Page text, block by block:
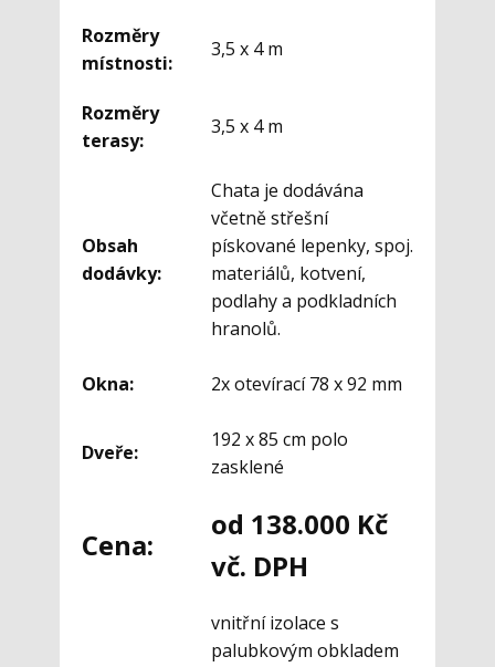
Rozměry
místnosti:
3,5 x 4 m
Rozměry
terasy:
3,5 x 4 m
Obsah
dodávky:
Chata je dodávána
včetně střešní
pískované lepenky, spoj.
materiálů, kotvení,
podlahy a podkladních
hranolů.
Okna: 2x otevírací 78 x 92 mm
Dveře:
192 x 85 cm polo
zasklené
Cena:
od 138.000 Kč
vč. DPH
vnitřní izolace s
palubkovým obkladem